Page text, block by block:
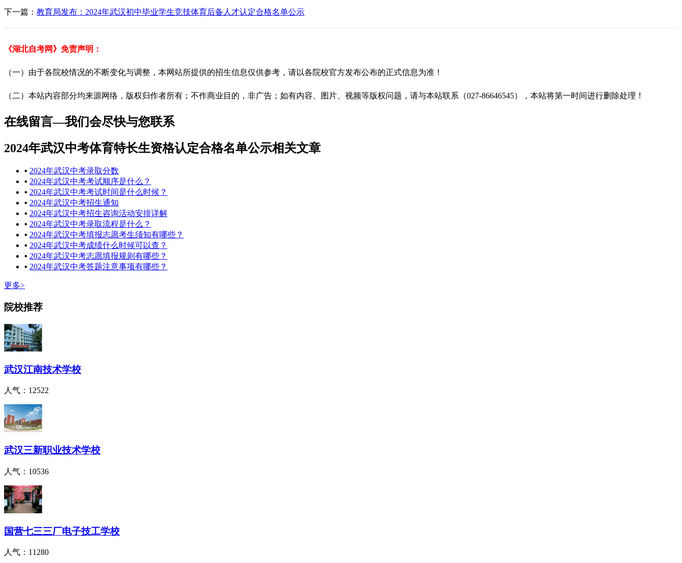
下一篇： 教育局发布：2024年武汉初中毕业学生竞技体育后备人才认定合格名单公示
《湖北自考网》免责声明：
（一）由于各院校情况的不断变化与调整，本网站所提供的招生信息仅供参考，请以各院校官方发布公布的正式信息为准！
（二）本站内容部分均来源网络，版权归作者所有；不作商业目的，非广告；如有内容、图片、视频等版权问题，请与本站联系（027-86646545），本站将第一时间进行删除处理！
在线留言—我们会尽快与您联系
2024年武汉中考体育特长生资格认定合格名单公示相关文章
▪ 2024年武汉中考录取分数
▪ 2024年武汉中考考试顺序是什么？
▪ 2024年武汉中考考试时间是什么时候？
▪ 2024年武汉中考招生通知
▪ 2024年武汉中考招生咨询活动安排详解
▪ 2024年武汉中考录取流程是什么？
▪ 2024年武汉中考填报志愿考生须知有哪些？
▪ 2024年武汉中考成绩什么时候可以查？
▪ 2024年武汉中考志愿填报规则有哪些？
▪ 2024年武汉中考答题注意事项有哪些？
更多>
院校推荐
武汉江南技术学校
人气：12522
武汉三新职业技术学校
人气：10536
国营七三三厂电子技工学校
人气：11280